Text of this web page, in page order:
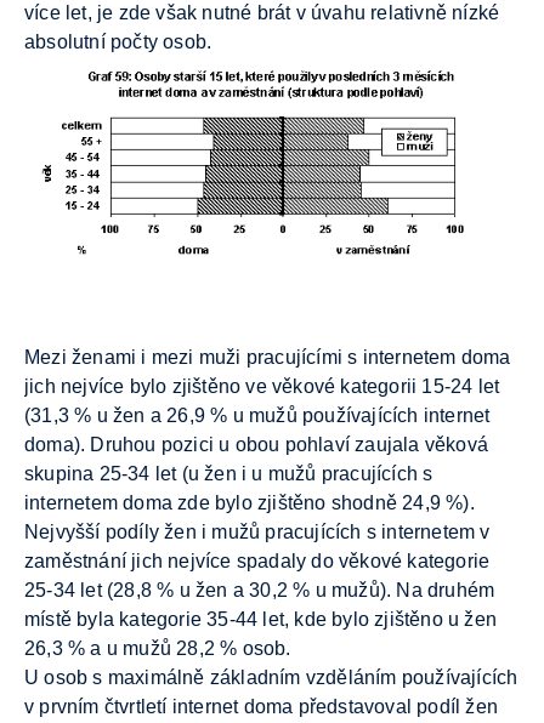
více let, je zde však nutné brát v úvahu relativně nízké
absolutní počty osob.
Mezi ženami i mezi muži pracujícími s internetem doma
jich nejvíce bylo zjištěno ve věkové kategorii 15-24 let
(31,3 % u žen a 26,9 % u mužů používajících internet
doma). Druhou pozici u obou pohlaví zaujala věková
skupina 25-34 let (u žen i u mužů pracujících s
internetem doma zde bylo zjištěno shodně 24,9 %).
Nejvyšší podíly žen i mužů pracujících s internetem v
zaměstnání jich nejvíce spadaly do věkové kategorie
25-34 let (28,8 % u žen a 30,2 % u mužů). Na druhém
místě byla kategorie 35-44 let, kde bylo zjištěno u žen
26,3 % a u mužů 28,2 % osob.
U osob s maximálně základním vzděláním používajících
v prvním čtvrtletí internet doma představoval podíl žen